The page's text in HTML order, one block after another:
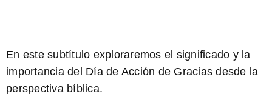
En este subtítulo exploraremos el significado y la
importancia del Día de Acción de Gracias desde la
perspectiva bíblica.